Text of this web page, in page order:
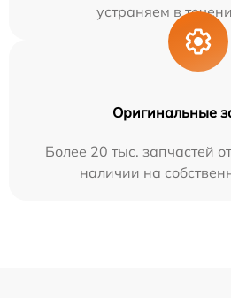
устраняем в
Оригинальные
Более 20 тыс. запчастей
наличии на